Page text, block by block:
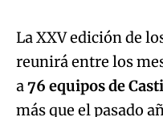
La XXV edición de
reunirá entre los
a76 equipos de
más que el pasado